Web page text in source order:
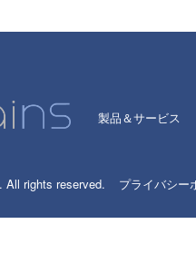
製品＆サービス
All rights reserved. プライバシー